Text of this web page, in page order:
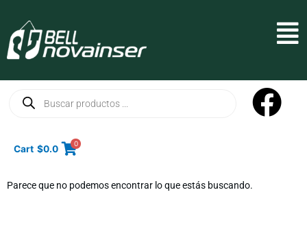
contenido
productos
Cart $0.0 0
Parece que no podemos encontrar lo que estás buscando.